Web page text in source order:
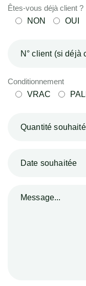
Êtes-vous déjà client ?
NON
OUI
Conditionnement
VRAC